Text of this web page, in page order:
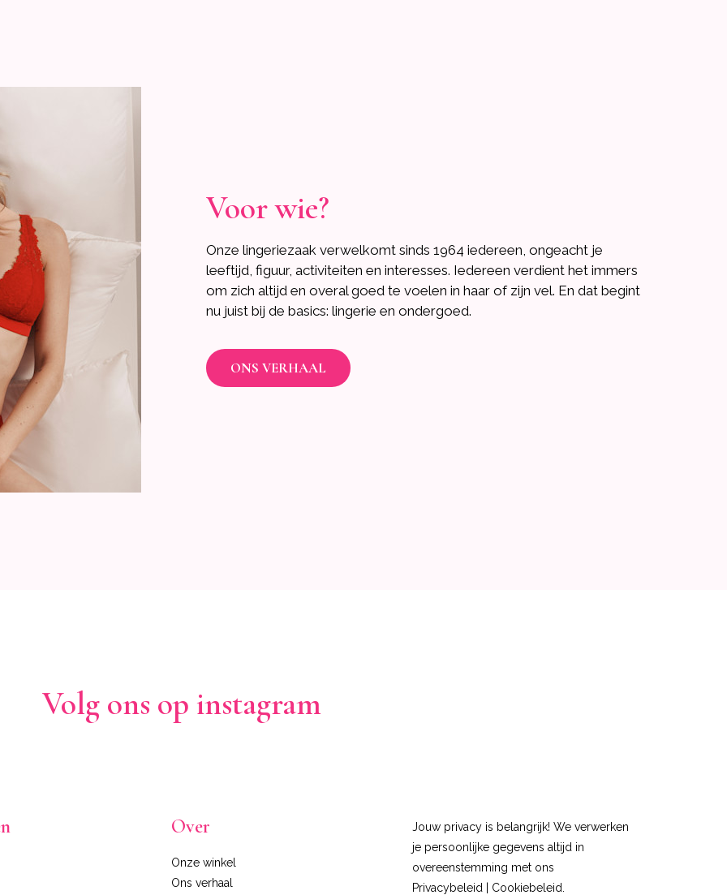
Voor wie?
Onze lingeriezaak verwelkomt sinds 1964 iedereen, ongeacht je
leeftijd, figuur, activiteiten en interesses. Iedereen verdient het immers
om zich altijd en overal goed te voelen in haar of zijn vel. En dat begint
nu juist bij de basics: lingerie en ondergoed.
ONS VERHAAL
Volg ons op instagram
Over
Onze winkel
Ons verhaal
Jouw privacy is belangrijk! We verwerken
je persoonlijke gegevens altijd in
overeenstemming met ons
Privacybeleid
Cookiebeleid